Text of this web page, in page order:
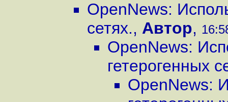
OpenNews:
сетях., Автор,
OpenNews:
гетерогенных
OpenNews: